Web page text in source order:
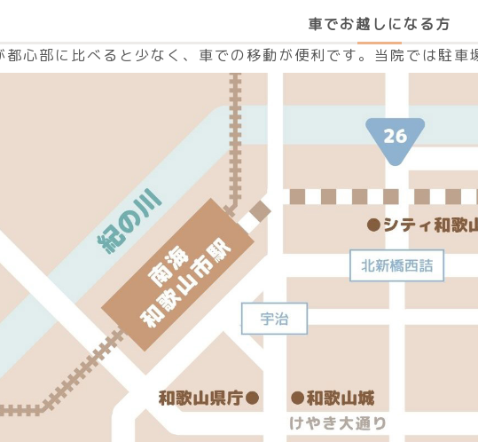
車でお越しになる方
心部に比べると少なく、車での移動が便利です。当院では駐車